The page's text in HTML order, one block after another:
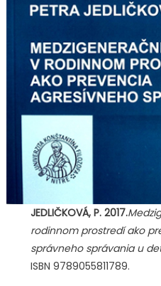
JEDLIČKOVÁ, P. 2017.
rodinnom prostredí ako
správneho správania u
ISBN 9789055811789.